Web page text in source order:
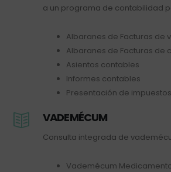
a un programa de contabilidad
Albaranes de Facturas de
Albaranes de Facturas de
Asientos contables
Informes contables
Presentación de impuestos
VADEMÉCUM
Consulta integrada de
Vademécum